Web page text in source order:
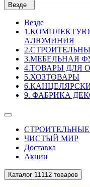
Везде
Везде
АЛЮМИНИЯ
3.МЕБЕЛЬНАЯ
4.ТОВАРЫ ДЛЯ
5.ХОЗТОВАРЫ
9. ФАБРИКА
ЧИСТЫЙ МИР
Доставка
Акции
Каталог 11112 товаров